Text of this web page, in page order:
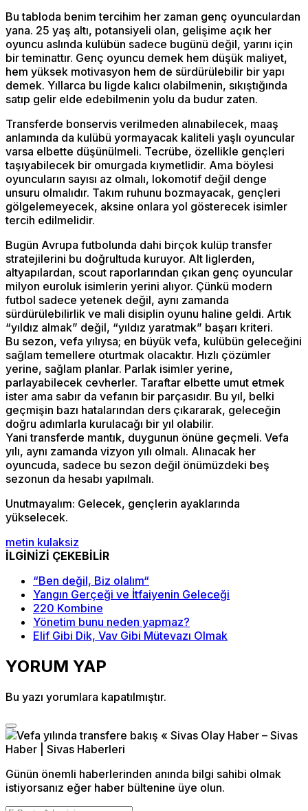
Bu tabloda benim tercihim her zaman genç oyunculardan
yana. 25 yaş altı, potansiyeli olan, gelişime açık her
oyuncu aslında kulübün sadece bugünü değil, yarını için
bir teminattır. Genç oyuncu demek hem düşük maliyet,
hem yüksek motivasyon hem de sürdürülebilir bir yapı
demek. Yıllarca bu ligde kalıcı olabilmenin, sıkıştığında
satıp gelir elde edebilmenin yolu da budur zaten.
Transferde bonservis verilmeden alınabilecek, maaş
anlamında da kulübü yormayacak kaliteli yaşlı oyuncular
varsa elbette düşünülmeli. Tecrübe, özellikle gençleri
taşıyabilecek bir omurgada kıymetlidir. Ama böylesi
oyuncuların sayısı az olmalı, lokomotif değil denge
unsuru olmalıdır. Takım ruhunu bozmayacak, gençleri
gölgelemeyecek, aksine onlara yol gösterecek isimler
tercih edilmelidir.
Bugün Avrupa futbolunda dahi birçok kulüp transfer
stratejilerini bu doğrultuda kuruyor. Alt liglerden,
altyapılardan, scout raporlarından çıkan genç oyuncular
milyon euroluk isimlerin yerini alıyor. Çünkü modern
futbol sadece yetenek değil, aynı zamanda
sürdürülebilirlik ve mali disiplin oyunu haline geldi. Artık
“yıldız almak” değil, “yıldız yaratmak” başarı kriteri.
Bu sezon, vefa yılıysa; en büyük vefa, kulübün geleceğini
sağlam temellere oturtmak olacaktır. Hızlı çözümler
yerine, sağlam planlar. Parlak isimler yerine,
parlayabilecek cevherler. Taraftar elbette umut etmek
ister ama sabır da vefanın bir parçasıdır. Bu yıl, belki
geçmişin bazı hatalarından ders çıkararak, geleceğin
doğru adımlarla kurulacağı bir yıl olabilir.
Yani transferde mantık, duygunun önüne geçmeli. Vefa
yılı, aynı zamanda vizyon yılı olmalı. Alınacak her
oyuncuda, sadece bu sezon değil önümüzdeki beş
sezonun da hesabı yapılmalı.
Unutmayalım: Gelecek, gençlerin ayaklarında
yükselecek.
metin kulaksiz
İLGİNİZİ ÇEKEBİLİR
“Ben değil, Biz olalım“
Yangın Gerçeği ve İtfaiyenin Geleceği
220 Kombine
Yönetim bunu neden yapmaz?
Elif Gibi Dik, Vav Gibi Mütevazı Olmak
YORUM YAP
Bu yazı yorumlara kapatılmıştır.
Günün önemli haberlerinden anında bilgi sahibi olmak
istiyorsanız eğer haber bültenine üye olun.